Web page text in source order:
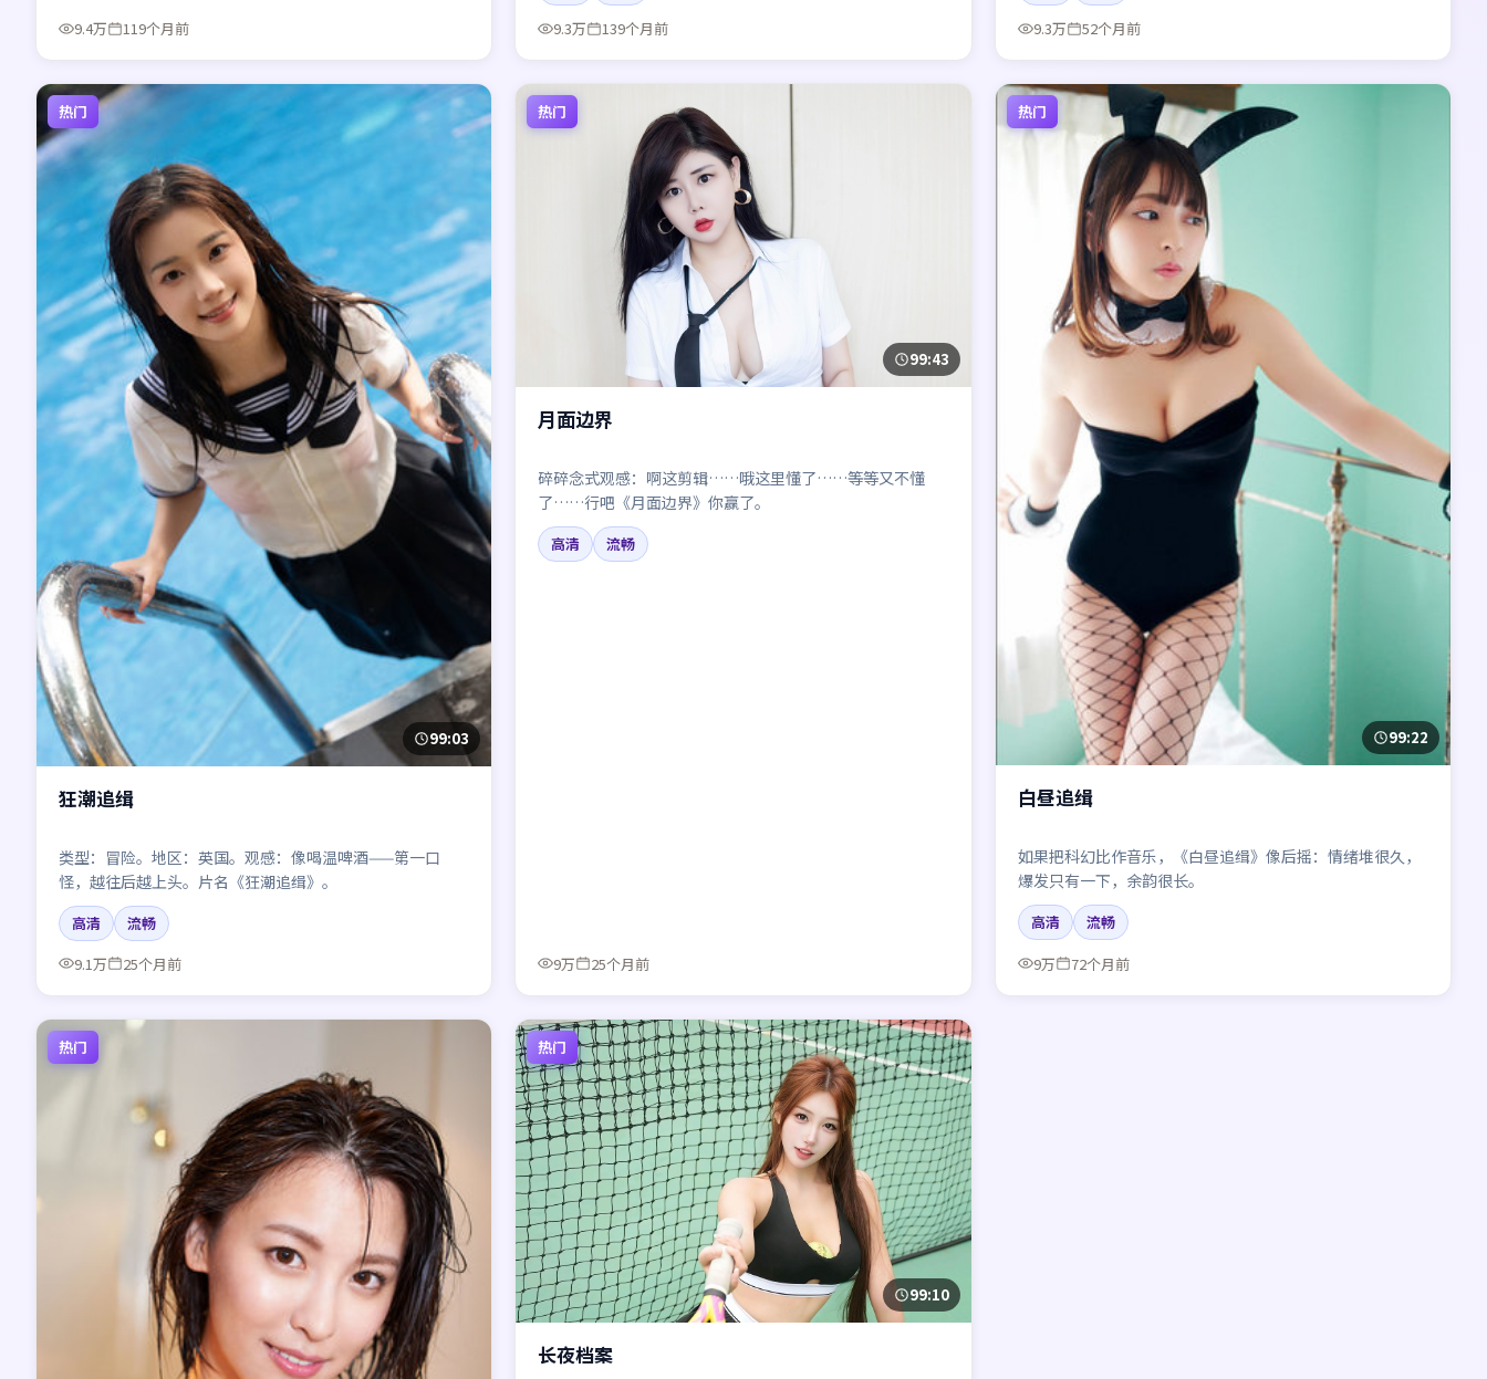
9.4万 119个月前
9.3万
139个月前
9.3万
52个月前
热门
99:03
狂潮追缉
类型：冒险。地区：英国。观感：像喝温啤酒——第一口
怪，越往后越上头。片名《狂潮追缉》。
高清
流畅
9.1万
25个月前
热门
99:43
月面边界
碎碎念式观感：啊这剪辑……哦这里懂了……等等又不懂
了……行吧《月面边界》你赢了。
高清 流畅
9万 25个月前
热门
99:22
白昼追缉
如果把科幻比作音乐，《白昼追缉》像后摇：情绪堆很久，
爆发只有一下，余韵很长。
高清 流畅
9万 72个月前
热门 热门
99:10
长夜档案